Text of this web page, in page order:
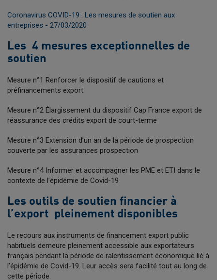
Coronavirus COVID-19 : Les mesures de soutien aux
entreprises - 27/03/2020
Les 4 mesures exceptionnelles de
soutien
Mesure n°1 Renforcer le dispositif de cautions et
préfinancements export
Mesure n°2 Élargissement du dispositif Cap France export de
réassurance des crédits export de court-terme
Mesure n°3 Extension d’un an de la période de prospection
couverte par les assurances prospection
Mesure n°4 Informer et accompagner les PME et ETI dans le
contexte de l’épidémie de Covid-19
Les outils de soutien financier à
l’export pleinement disponibles
Le recours aux instruments de financement export public
habituels demeure pleinement accessible aux exportateurs
français pendant la période de ralentissement économique lié à
l’épidémie de Covid-19. Leur accès sera facilité tout au long de
cette période.